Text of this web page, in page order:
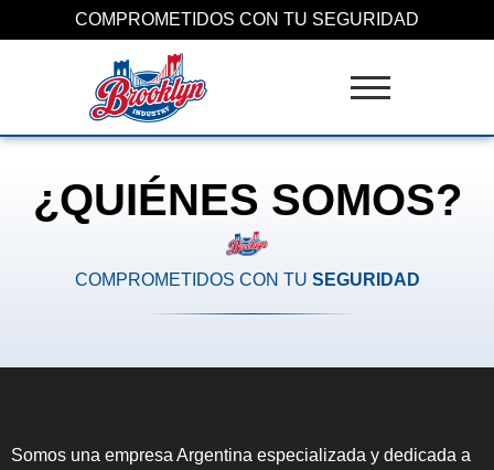
COMPROMETIDOS CON TU SEGURIDAD
¿QUIÉNES SOMOS?
COMPROMETIDOS CON TU SEGURIDAD
Somos una empresa Argentina especializada y dedicada a